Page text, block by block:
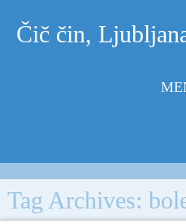
Čič čin,
Tag Archives: